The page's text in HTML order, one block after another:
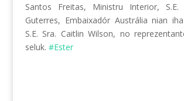
Santos Freitas, Ministru Interior, S.E.
Guterres, Embaixadór Austrália nian
S.E. Sra. Caitlin Wilson, no
seluk. #Ester